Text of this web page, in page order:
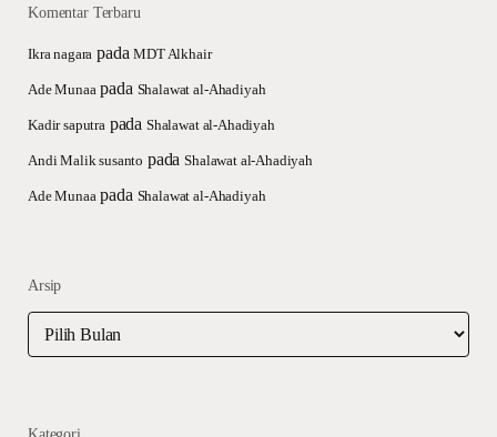
Komentar Terbaru
Ikra nagara padaMDT Alkhair
Ade Munaa pada Shalawat al-Ahadiyah
Kadir saputra pada Shalawat al-Ahadiyah
Andi Malik susanto padaShalawat al-Ahadiyah
Ade Munaa pada Shalawat al-Ahadiyah
Arsip